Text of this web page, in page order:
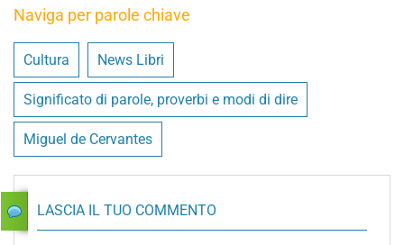
Naviga per parole chiave
Cultura News Libri
Significato di parole, proverbi e modi di dire
Miguel de Cervantes
LASCIA IL TUO COMMENTO